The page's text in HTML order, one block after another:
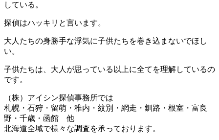
している。
探偵はハッキリと言います。
大人たちの身勝手な浮気に子供たちを巻き込まないでほし
い。
子供たちは、大人が思っている以上に全てを理解しているの
です。
（株）アイシン探偵事務所では
札幌・石狩・留萌・稚内・紋別・網走・釧路・根室・富良
野・千歳・函館 他
北海道全域で様々な調査を承っております。